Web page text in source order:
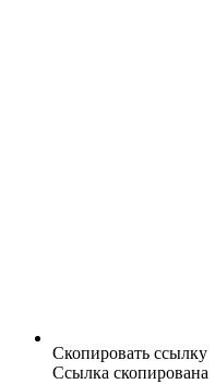
Скопировать ссылку
Ссылка скопирована